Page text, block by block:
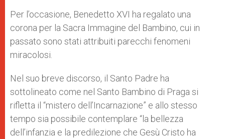
Per l’occasione, Benedetto XVI ha regalato una
corona per la Sacra Immagine del Bambino, cui in
passato sono stati attribuiti parecchi fenomeni
miracolosi.
Nel suo breve discorso, il Santo Padre ha
sottolineato come nel Santo Bambino di Praga si
rifletta il “mistero dell’Incarnazione” e allo stesso
tempo sia possibile contemplare “la bellezza
dell’infanzia e la predilezione che Gesù Cristo ha